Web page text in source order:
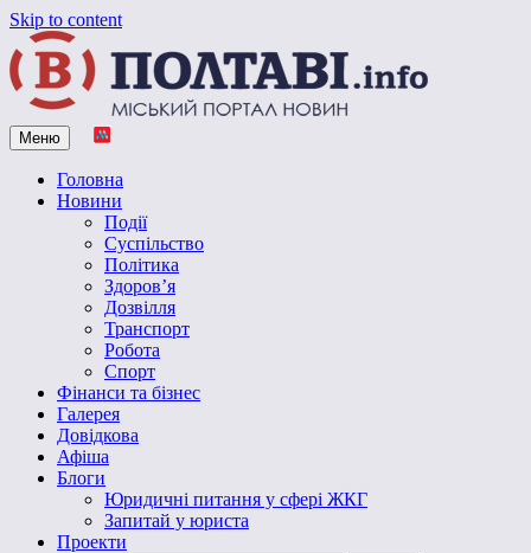
Skip to content
Vpoltave.info
Полтавський портал новин
Меню
Головна
Новини
Події
Суспільство
Політика
Здоров’я
Дозвілля
Транспорт
Робота
Спорт
Фінанси та бізнес
Галерея
Довідкова
Афіша
Блоги
Юридичні питання у сфері ЖКГ
Запитай у юриста
Проекти